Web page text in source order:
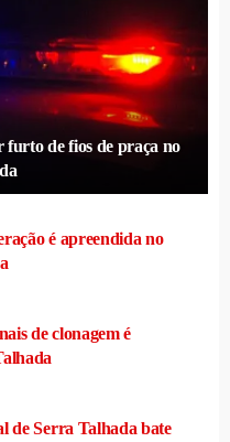
furto de fios de praça no
é apreendida no
de clonagem é
de Serra Talhada bate